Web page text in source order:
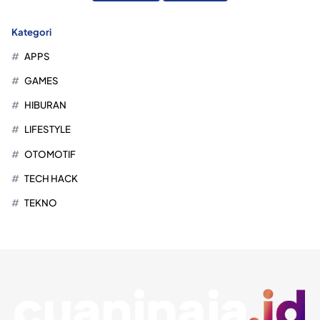
Kategori
APPS
GAMES
HIBURAN
LIFESTYLE
OTOMOTIF
TECH HACK
TEKNO